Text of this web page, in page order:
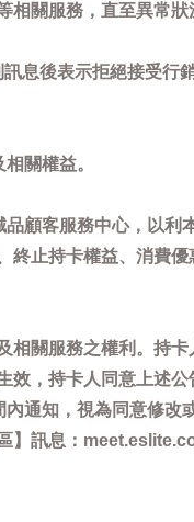
關服務，直至異常狀
息後表示拒絕接受行
關權益。
顧客服務中心，以利
止持卡權益、消費
相關服務之權利。持
，持卡人同意上述
通知，視為同意修改
】訊息：